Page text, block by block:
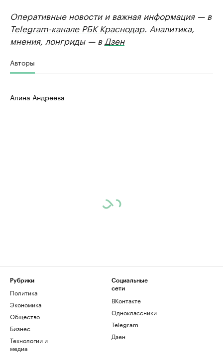
Оперативные новости и важная информация — в
Telegram-канале РБК Краснодар. Аналитика,
мнения, лонгриды — в Дзен
Авторы
Алина Андреева
Рубрики
Политика
Экономика
Общество
Бизнес
Технологии и
медиа
Социальные
сети
ВКонтакте
Одноклассники
Telegram
Дзен